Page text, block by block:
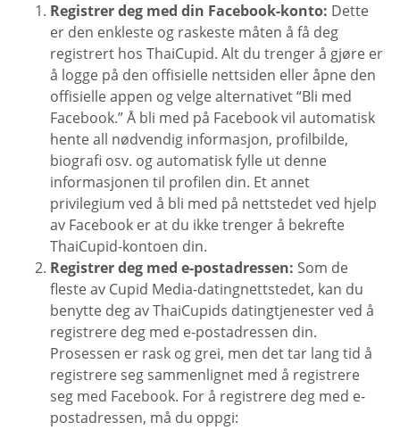
Registrer deg med din Facebook-konto: Dette
er den enkleste og raskeste måten å få deg
registrert hos ThaiCupid. Alt du trenger å gjøre er
å logge på den offisielle nettsiden eller åpne den
offisielle appen og velge alternativet “Bli med
Facebook.” Å bli med på Facebook vil automatisk
hente all nødvendig informasjon, profilbilde,
biografi osv. og automatisk fylle ut denne
informasjonen til profilen din. Et annet
privilegium ved å bli med på nettstedet ved hjelp
av Facebook er at du ikke trenger å bekrefte
ThaiCupid-kontoen din.
Registrer deg med e-postadressen: Som de
fleste av Cupid Media-datingnettstedet, kan du
benytte deg av ThaiCupids datingtjenester ved å
registrere deg med e-postadressen din.
Prosessen er rask og grei, men det tar lang tid å
registrere seg sammenlignet med å registrere
seg med Facebook. For å registrere deg med e-
postadressen, må du oppgi: